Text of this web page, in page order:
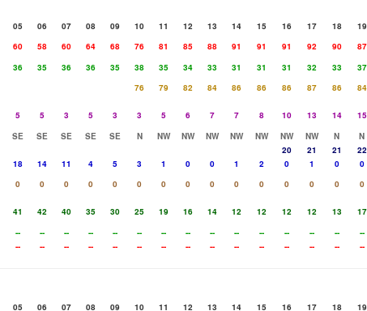
05 06 07 08 09 10 11 12 13 14 15 16 17 18 19
60 58 60 64 68 76 81 85 88 91 91 91 92 90 87
36 35 36 36 35 38 35 34 33 31 31 31 32 33 37
76 79 82 84 86 86 86 87 86 84
5 5 3 5 3 3 5 6 7 7 8 10 13 14 15
SE SE SE SE SE N NW NW NW NW NW NW NW N N
20 21 21 22
18 14 11 4 5 3 1 0 0 1 2 0 1 0 0
0 0 0 0 0 0 0 0 0 0 0 0 0 0 0
41 42 40 35 30 25 19 16 14 12 12 12 12 13 17
-- -- -- -- -- -- -- -- -- -- -- -- -- -- --
-- -- -- -- -- -- -- -- -- -- -- -- -- -- --
05 06 07 08 09 10 11 12 13 14 15 16 17 18 19